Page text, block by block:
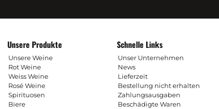
Unsere Produkte
Unsere Weine
Rot Weine
Weiss Weine
Rosé Weine
Spirituosen
Biere
Schnelle Links
Unser Unternehmen
News
Lieferzeit
Bestellung nicht erhalten
Zahlungsausgaben
Beschädigte Waren